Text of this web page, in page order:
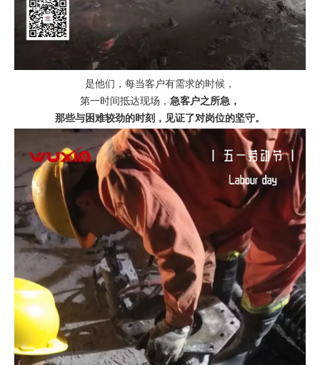
是他们，每当客户有需求的时候，
第一时间抵达现场， 急客户之所急，
那些与困难较劲的时刻，见证了对岗位的坚守。